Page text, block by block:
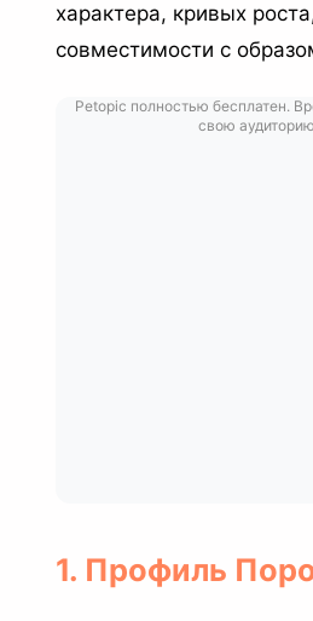
характера, кривых
совместимости с
Petopic полностью бесплатен.
свою
1. Профиль